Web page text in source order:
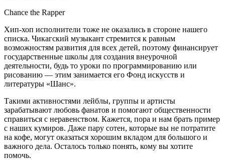
Chance the Rapper
Хип-хоп исполнители тоже не оказались в стороне нашего
списка. Чикагский музыкант стремится к равным
возможностям развития для всех детей, поэтому финансирует
государственные школы для создания внеурочной
деятельности, будь то уроки по программированию или
рисованию — этим занимается его Фонд искусств и
литературы «Шанс».
Такими активностями лейблы, группы и артисты
зарабатывают любовь фанатов и помогают общественности
справиться с неравенством. Кажется, пора и нам брать пример
с наших кумиров. Даже пару сотен, которые вы не потратите
на кофе, могут оказаться хорошим вкладом для большого и
важного дела. Осталось только понять, кому вы хотите
помочь.